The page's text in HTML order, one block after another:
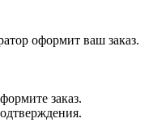
оформит ваш заказ.
заказ.